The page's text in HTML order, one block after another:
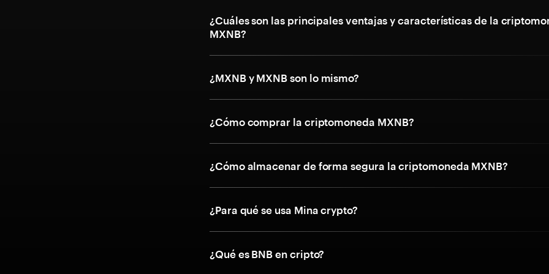
¿Cuáles son las principales ventajas y características de la
MXNB?
¿MXNB y MXNB son lo mismo?
¿Cómo comprar la criptomoneda MXNB?
¿Cómo almacenar de forma segura la criptomoneda MXNB?
¿Para qué se usa Mina crypto?
¿Qué es BNB en cripto?